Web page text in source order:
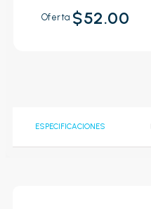
Oferta $52.00
ESPECIFICACIONES